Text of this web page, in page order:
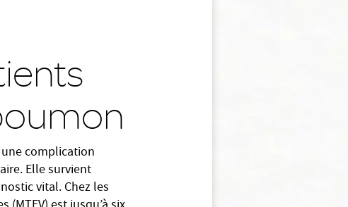
complication
Elle survient
vital. Chez les